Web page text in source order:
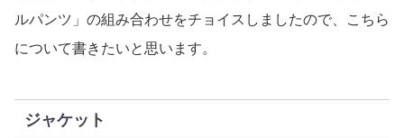
ルパンツ」の組み合わせをチョイスしましたので、こちら
について書きたいと思います。
ジャケット